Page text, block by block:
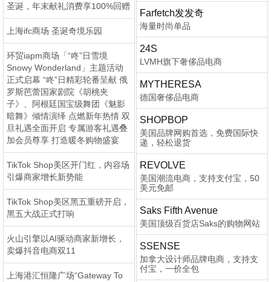
圣诞，年末献礼消费享100%回赠
上海ifc商场 圣诞奇境乐园
环贸iapm商场「“咚”日雪境
Snowy Wonderland」主题活动
正式启幕 “咚”日精彩轮番呈献 俄
罗斯芭蕾国家剧院《胡桃夹
子》、阿根廷国宝级舞团《魅影
暗舞》倾情演绎 点燃新年热情 双
旦礼遇全面开启 专属游客礼遇叠
加会员尊享 打造暖冬购物盛宴
TikTok Shop美区开门红，内容场
引爆商家增长新势能
TikTok Shop美区黑五重磅开启，
黑五大战正式打响
火山引擎以AI驱动商家新增长，
卖爆抖音电商双11
上海港汇恒隆广场“Gateway To
Farfetch发发奇
海量时尚单品
24S
LVMH旗下奢侈品电商
MYTHERESA
德国奢侈品电商
SHOPBOP
美国品牌网购首选，免费国际快
递，轻松退货
REVOLVE
美国潮流电商，支持支付宝，50
美元免邮
Saks Fifth Avenue
美国顶级百货店Saks的购物网站
SSENSE
加拿大设计师品牌电商，支持支
付宝，一价全包